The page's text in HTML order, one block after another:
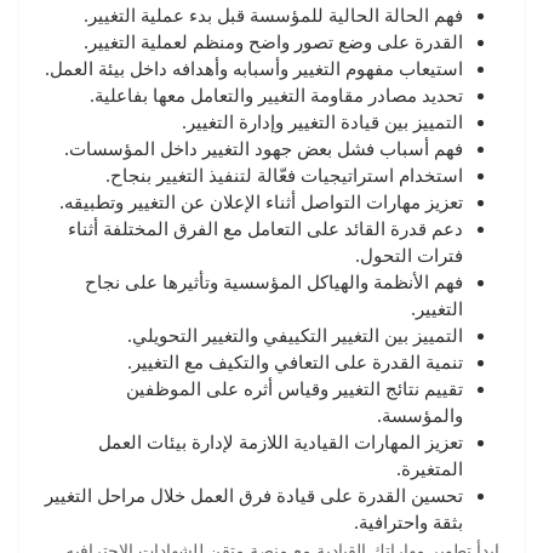
فهم الحالة الحالية للمؤسسة قبل بدء عملية التغيير.
القدرة على وضع تصور واضح ومنظم لعملية التغيير.
استيعاب مفهوم التغيير وأسبابه وأهدافه داخل بيئة العمل.
تحديد مصادر مقاومة التغيير والتعامل معها بفاعلية.
التمييز بين قيادة التغيير وإدارة التغيير.
فهم أسباب فشل بعض جهود التغيير داخل المؤسسات.
استخدام استراتيجيات فعّالة لتنفيذ التغيير بنجاح.
تعزيز مهارات التواصل أثناء الإعلان عن التغيير وتطبيقه.
دعم قدرة القائد على التعامل مع الفرق المختلفة أثناء
فترات التحول.
فهم الأنظمة والهياكل المؤسسية وتأثيرها على نجاح
التغيير.
التمييز بين التغيير التكييفي والتغيير التحويلي.
تنمية القدرة على التعافي والتكيف مع التغيير.
تقييم نتائج التغيير وقياس أثره على الموظفين
والمؤسسة.
تعزيز المهارات القيادية اللازمة لإدارة بيئات العمل
المتغيرة.
تحسين القدرة على قيادة فرق العمل خلال مراحل التغيير
بثقة واحترافية.